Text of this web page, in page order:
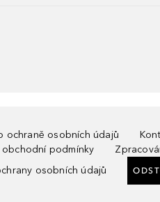
ochraně osobních údajů
podmínky
osobních údajů